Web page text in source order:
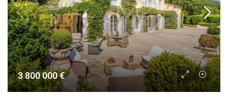
3 800 000 €